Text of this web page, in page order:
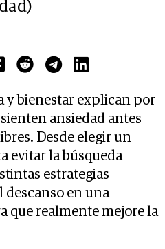
y bienestar explican por
ansiedad antes
Desde elegir un
evitar la búsqueda
estrategias
en una
que realmente mejore la